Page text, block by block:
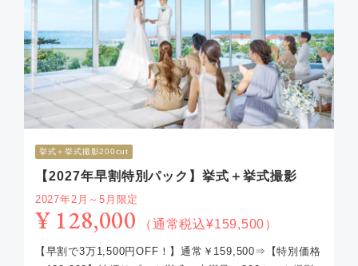
挙式＋挙式撮影200cut
【2027年早割特別パック】挙式＋挙式撮影
2027年2月～5月限定
¥ 128,000 （通常税込¥159,500）
【早割で3万1,500円OFF！】通常￥159,500⇒【特別価格